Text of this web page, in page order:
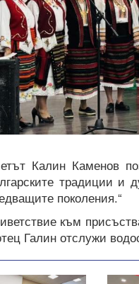
Калин Каменов
традиции
поколения.“
към
Галин отслужи